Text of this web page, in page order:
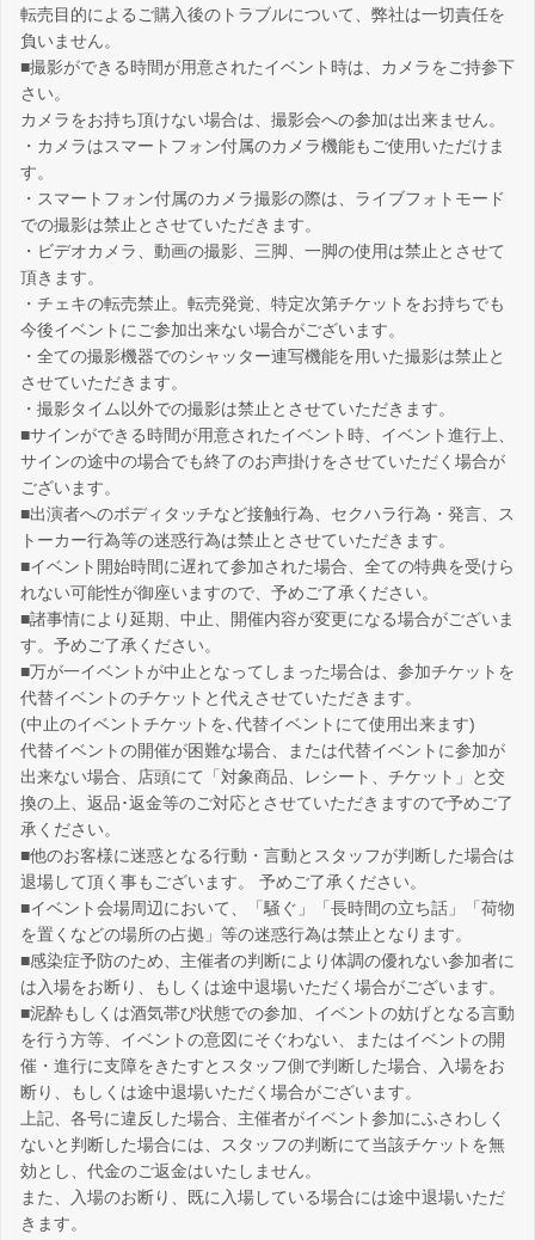
転売目的によるご購入後のトラブルについて、弊社は一切責任を
負いません。
■撮影ができる時間が用意されたイベント時は、カメラをご持参下
さい。
カメラをお持ち頂けない場合は、撮影会への参加は出来ません。
・カメラはスマートフォン付属のカメラ機能もご使用いただけま
す。
・スマートフォン付属のカメラ撮影の際は、ライブフォトモード
での撮影は禁止とさせていただきます。
・ビデオカメラ、動画の撮影、三脚、一脚の使用は禁止とさせて
頂きます。
・チェキの転売禁止。転売発覚、特定次第チケットをお持ちでも
今後イベントにご参加出来ない場合がございます。
・全ての撮影機器でのシャッター連写機能を用いた撮影は禁止と
させていただきます。
・撮影タイム以外での撮影は禁止とさせていただきます。
■サインができる時間が用意されたイベント時、イベント進行上、
サインの途中の場合でも終了のお声掛けをさせていただく場合が
ございます。
■出演者へのボディタッチなど接触行為、セクハラ行為・発言、ス
トーカー行為等の迷惑行為は禁止とさせていただきます。
■イベント開始時間に遅れて参加された場合、全ての特典を受けら
れない可能性が御座いますので、予めご了承ください。
■諸事情により延期、中止、開催内容が変更になる場合がございま
す。予めご了承ください。
■万が一イベントが中止となってしまった場合は、参加チケットを
代替イベントのチケットと代えさせていただきます。
(中止のイベントチケットを､代替イベントにて使用出来ます)
代替イベントの開催が困難な場合、または代替イベントに参加が
出来ない場合、店頭にて「対象商品、レシート、チケット」と交
換の上、返品･返金等のご対応とさせていただきますので予めご了
承ください。
■他のお客様に迷惑となる行動・言動とスタッフが判断した場合は
退場して頂く事もございます。 予めご了承ください。
■イベント会場周辺において、「騒ぐ」「長時間の立ち話」「荷物
を置くなどの場所の占拠」等の迷惑行為は禁止となります。
■感染症予防のため、主催者の判断により体調の優れない参加者に
は入場をお断り、もしくは途中退場いただく場合がございます。
■泥酔もしくは酒気帯び状態での参加、イベントの妨げとなる言動
を行う方等、イベントの意図にそぐわない、またはイベントの開
催・進行に支障をきたすとスタッフ側で判断した場合、入場をお
断り、もしくは途中退場いただく場合がございます。
上記、各号に違反した場合、主催者がイベント参加にふさわしく
ないと判断した場合には、スタッフの判断にて当該チケットを無
効とし、代金のご返金はいたしません。
また、入場のお断り、既に入場している場合には途中退場いただ
きます。